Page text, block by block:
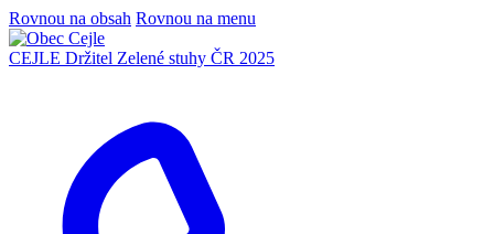
Rovnou na obsah Rovnou na menu
CEJLE Držitel Zelené stuhy ČR 2025